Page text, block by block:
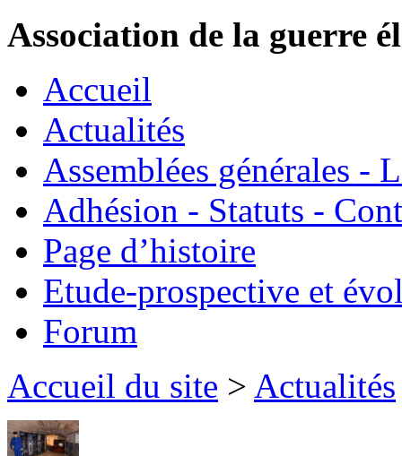
Association de la guerre
Accueil
Actualités
Assemblées générales -
Adhésion - Statuts -
Page d’histoire
Etude-prospective et
Forum
Accueil du site > Actualités